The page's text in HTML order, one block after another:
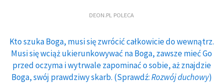
DEON.PL POLECA
Kto szuka Boga, musi się zwrócić całkowicie do wewnątrz.
Musi się wciąż ukierunkowywać na Boga, zawsze mieć Go
przed oczyma i wytrwale zapominać o sobie, aż znajdzie
Boga, swój prawdziwy skarb. (Sprawdź:Rozwój duchowy)